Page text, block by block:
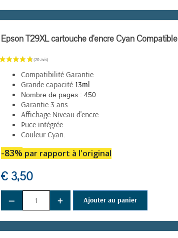
Epson T29XL cartouche d'encre Cyan Compatible
Compatibilité Garantie
Grande capacité 13ml
Nombre de pages : 450
Garantie 3 ans
Affichage Niveau d'encre
Puce intégrée
Couleur Cyan.
-83% par rapport à l'original
€ 3,50
− + Ajouter au panier